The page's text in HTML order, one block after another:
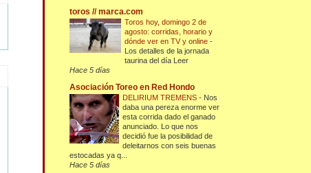
toros // marca.com
Toros hoy, domingo 2 de
agosto: corridas, horario y
dónde ver en TV y online-
Los detalles de la jornada
taurina del día Leer
Hace 5 días
Asociación Toreo en Red Hondo
DELIRIUM TREMENS- Nos
daba una pereza enorme ver
esta corrida dado el ganado
anunciado. Lo que nos
decidió fue la posibilidad de
deleitarnos con seis buenas
estocadas ya q...
Hace 5 días